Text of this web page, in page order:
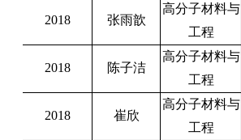
2018 张雨歆
高分子材料与
工程
2018 陈子洁
高分子材料与
工程
2018 崔欣
高分子材料与
工程